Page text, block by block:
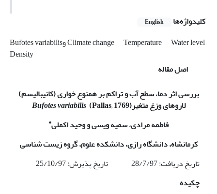
کلیدواژه‌ها
English
Bufotes variabilisو Climate change Temperature
Water level
Density
اصل مقاله
بررسی اثر دما، سطح آب و تراکم بر همنوع خواری (کانیبالیسم)
لاروهای وزغ متغیر(Pallas, 1769)
Bufotes variabilis
فاطمه مرادی، سمیه ویسی و وحید اکملی*
کرمانشاه، دانشگاه رازی، دانشکده علوم، گروه زیست شناسی
تاریخ دریافت: 28/7/97 تاریخ پذیرش: 25/10/97
چکیده